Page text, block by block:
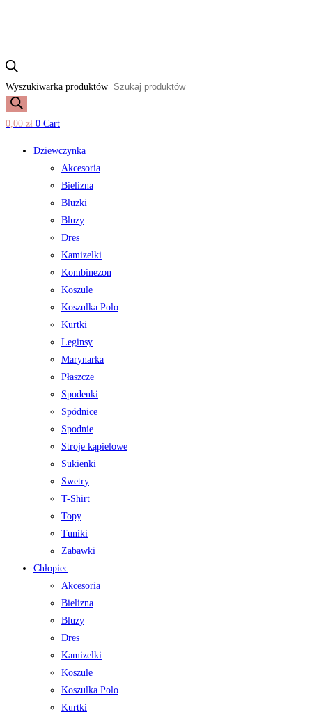
Wyszukiwarka produktów
0,00 zł 0 Cart
Dziewczynka
Akcesoria
Bielizna
Bluzki
Bluzy
Dres
Kamizelki
Kombinezon
Koszule
Koszulka Polo
Kurtki
Leginsy
Marynarka
Płaszcze
Spodenki
Spódnice
Spodnie
Stroje kąpielowe
Sukienki
Swetry
T-Shirt
Topy
Tuniki
Zabawki
Chłopiec
Akcesoria
Bielizna
Bluzy
Dres
Kamizelki
Koszule
Koszulka Polo
Kurtki